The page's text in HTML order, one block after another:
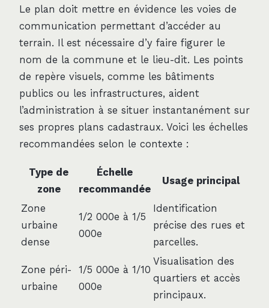
Le plan doit mettre en évidence les voies de
communication permettant d’accéder au
terrain. Il est nécessaire d’y faire figurer le
nom de la commune et le lieu-dit. Les points
de repère visuels, comme les bâtiments
publics ou les infrastructures, aident
l’administration à se situer instantanément sur
ses propres plans cadastraux. Voici les échelles
recommandées selon le contexte :
Type de
zone
Échelle
recommandée
Usage principal
Zone
urbaine
dense
1/2 000e à 1/5
000e
Identification
précise des rues et
parcelles.
Zone péri-
urbaine
1/5 000e à 1/10
000e
Visualisation des
quartiers et accès
principaux.